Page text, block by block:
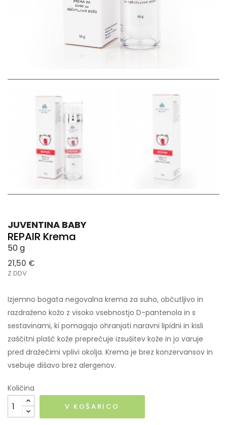
JUVENTINA BABY
REPAIR Krema
50 g
21,50 €
Z DDV
Izjemno bogata negovalna krema za suho, občutljivo in
razdraženo kožo z visoko vsebnostjo D-pantenola in s
sestavinami, ki pomagajo ohranjati naravni lipidni in kisli
zaščitni plašč kože preprečuje izsušitev kože in jo varuje
pred dražečimi vplivi okolja. Krema je brez konzervansov in
vsebuje dišavo brez alergenov.
Količina
V KOŠARICO